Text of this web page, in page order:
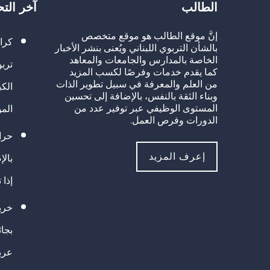
الطالب
إنَّ موقع الطالب هو موقع متخصص
بالشأن التربوي اللبناني ويُعنى بنشر الأخبار
الخاصة بالمدارس والجامعات والمعاهد
كما يقدم خدمات وفرصًا لكسب المزيد
من العلم والمعرفة في سبيل تطوير الذات
وبناء الثقة بالنفس، بالإضافة إلى تحسين
المستوى الوظيفي عبر توفير عدد من
الدورات وفرص العمل.
إعرف المزيد
آخر